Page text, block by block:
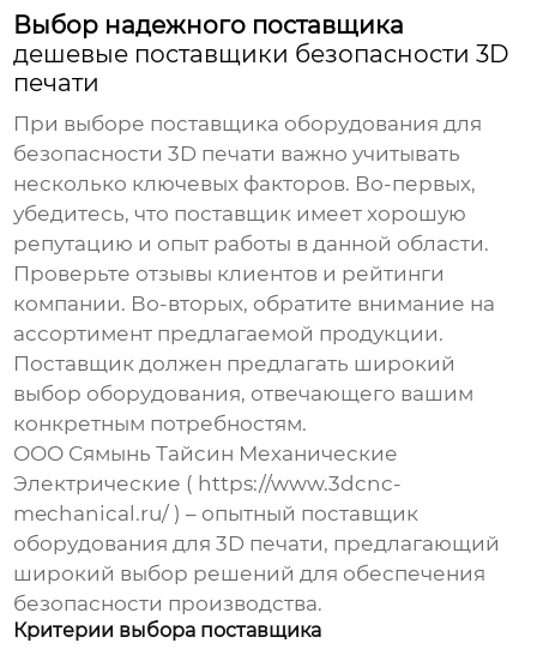
Выбор надежного поставщика
дешевые поставщики безопасности 3D
печати
При выборе поставщика оборудования для
безопасности 3D печати важно учитывать
несколько ключевых факторов. Во-первых,
убедитесь, что поставщик имеет хорошую
репутацию и опыт работы в данной области.
Проверьте отзывы клиентов и рейтинги
компании. Во-вторых, обратите внимание на
ассортимент предлагаемой продукции.
Поставщик должен предлагать широкий
выбор оборудования, отвечающего вашим
конкретным потребностям.
ООО Сямынь Тайсин Механические
Электрические ( https://www.3dcnc-
mechanical.ru/ ) – опытный поставщик
оборудования для 3D печати, предлагающий
широкий выбор решений для обеспечения
безопасности производства.
Критерии выбора поставщика